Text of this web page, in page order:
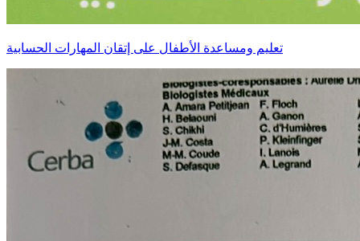
تعليم ومساعدة الأطفال على إتقان المهارات الحسابية